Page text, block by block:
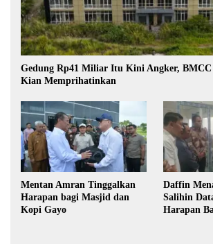
Gedung Rp41 Miliar Itu Kini Angker, BMCC
Kian Memprihatinkan
Mentan Amran Tinggalkan
Harapan bagi Masjid dan
Kopi Gayo
Daffin
Salihin
Harapan